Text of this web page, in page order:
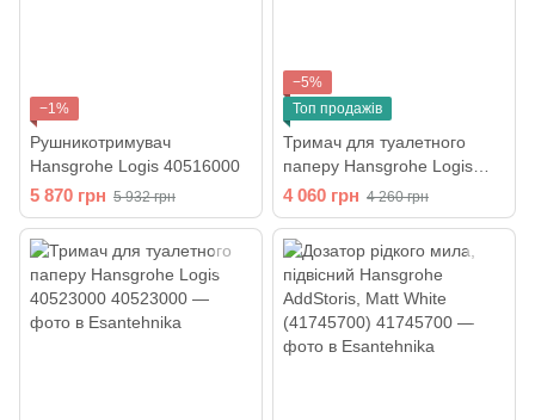
−1%
Рушникотримувач
Hansgrohe Logis 40516000
5 870 грн 5 932 грн
−5%
Топ продажів
Тримач для туалетного
паперу Hansgrohe Logis
40517000
4 060 грн 4 260 грн